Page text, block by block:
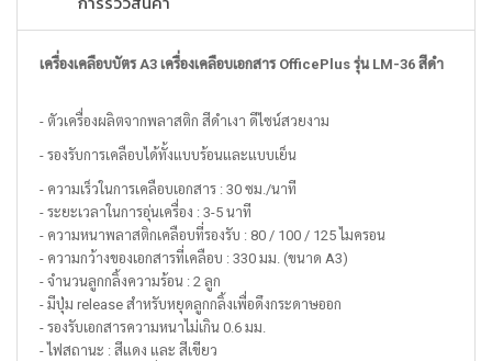
เครื่องเคลือบบัตร A3 เครื่องเคลือบเอกสาร OfficePlus รุ่น LM-36 สีดำ
- ตัวเครื่องผลิตจากพลาสติก สีดำเงา ดีไซน์สวยงาม
- รองรับการเคลือบได้ทั้งแบบร้อนและแบบเย็น
- ความเร็วในการเคลือบเอกสาร : 30 ซม./นาที
- ระยะเวลาในการอุ่นเครื่อง : 3-5 นาที
- ความหนาพลาสติกเคลือบที่รองรับ : 80 / 100 / 125 ไมครอน
- ความกว้างของเอกสารที่เคลือบ : 330 มม. (ขนาด A3)
- จำนวนลูกกลิ้งความร้อน : 2 ลูก
- มีปุ่ม release สำหรับหยุดลูกกลิ้งเพื่อดึงกระดาษออก
- รองรับเอกสารความหนาไม่เกิน 0.6 มม.
- ไฟสถานะ : สีแดง และ สีเขียว